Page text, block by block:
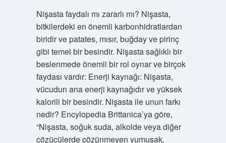
Nişasta faydalı mı zararlı mı? Nişasta,
bitkilerdeki en önemli karbonhidratlardan
biridir ve patates, mısır, buğday ve pirinç
gibi temel bir besindir. Nişasta sağlıklı bir
beslenmede önemli bir rol oynar ve birçok
faydası vardır: Enerji kaynağı: Nişasta,
vücudun ana enerji kaynağıdır ve yüksek
kalorili bir besindir. Nişasta ile unun farkı
nedir? Encylopedia Brittanica’ya göre,
“Nişasta, soğuk suda, alkolde veya diğer
çözücülerde çözünmeyen yumuşak,